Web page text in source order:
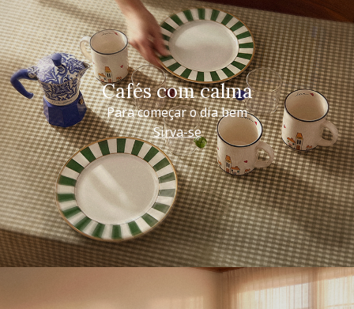
Cafés com calma
Para começar o dia bem
Sirva-se